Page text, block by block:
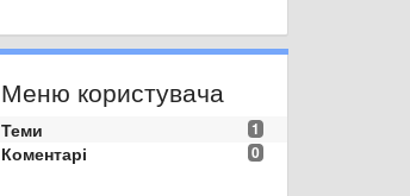
Меню користувача
1
Теми
0
Коментарі